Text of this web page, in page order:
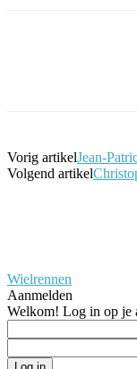
Vorig artikelJean-
Volgend artikel
Wielrennen
Aanmelden
Welkom! Log in op je